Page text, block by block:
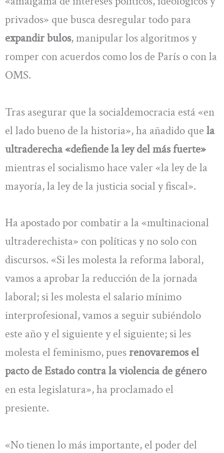
privados» que busca desregular todo para
expandir bulos, manipular los algoritmos y
romper con acuerdos como los de París o con la
OMS.
Tras asegurar que la socialdemocracia está «en
el lado bueno de la historia», ha añadido que la
ultraderecha «defiende la ley del más fuerte»
mientras el socialismo hace valer «la ley de la
mayoría, la ley de la justicia social y fiscal».
Ha apostado por combatir a la «multinacional
ultraderechista» con políticas y no solo con
discursos. «Si les molesta la reforma laboral,
vamos a aprobar la reducción de la jornada
laboral; si les molesta el salario mínimo
interprofesional, vamos a seguir subiéndolo
este año y el siguiente y el siguiente; si les
molesta el feminismo, pues renovaremos el
pacto de Estado contra la violencia de género
en esta legislatura», ha proclamado el
presiente.
«No tienen lo más importante, el poder del